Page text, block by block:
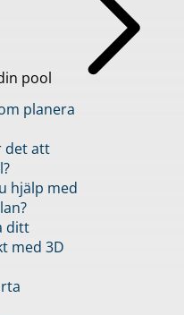
pool
planera
det att
hjälp med
ditt
med 3D